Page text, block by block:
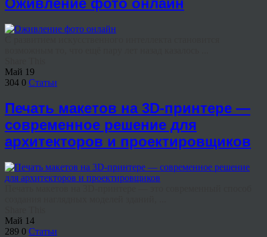
Оживление фото онлайн
Май 19
304 0 Статьи
Печать макетов на 3D-принтере —
современное решение для
архитекторов и проектировщиков
Май 14
289 0 Статьи